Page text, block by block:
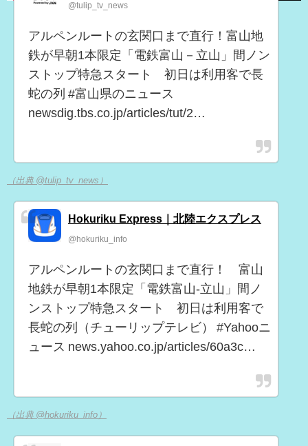
@tulip_tv_news
アルペンルートの玄関口まで直行！富山地
鉄が早朝1本限定「電鉄富山－立山」間ノン
ストップ特急スタート 初日は利用客で長
蛇の列 #富山県のニュース
newsdig.tbs.co.jp/articles/tut/2…
（出典 @tulip_tv_news）
Hokuriku Express｜北陸エクスプレス
@hokuriku_info
アルペンルートの玄関口まで直行！ 富山
地鉄が早朝1本限定「電鉄富山-立山」間ノ
ンストップ特急スタート 初日は利用客で
長蛇の列（チューリップテレビ） #Yahooニ
ュース news.yahoo.co.jp/articles/60a3c…
（出典 @hokuriku_info）